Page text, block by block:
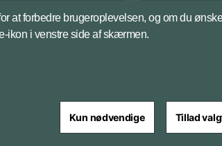
LinkedIn
at forbedre brugeroplevelsen, og om du
ikon i venstre side af skærmen.
Kun nødvendige Tillad